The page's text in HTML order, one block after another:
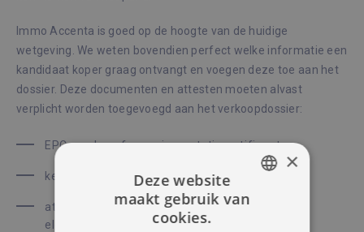
Immo Accenta is goed op de hoogte van de huidige
wetgeving. We weten bovendien perfect welke informatie een
kandidaat koper graag ontvangt en voegen deze toe aan het
dossier. Deze documenten en attesten moeten alvast
verplicht worden toegevoegd aan het verkoopdossier:
EPC verslag of energieprestatiecertificaat
keuringsattest van de waterafvoer en riolering
attest van de keuring van de
elektriciteitsvoorzieningen
×
Deze website
maakt gebruik van
cookies.